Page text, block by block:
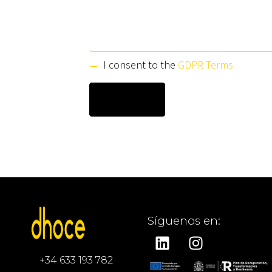
I consent to the GDPR Terms
+34 633 193 782
Síguenos en: